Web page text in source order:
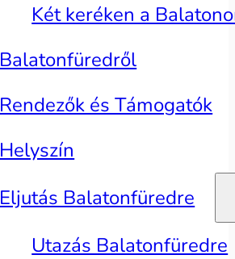
Két keréken a
Balatonfüredről
Rendezők és Támogatók
Helyszín
Eljutás Balatonfüredre
Utazás Balatonfüredre